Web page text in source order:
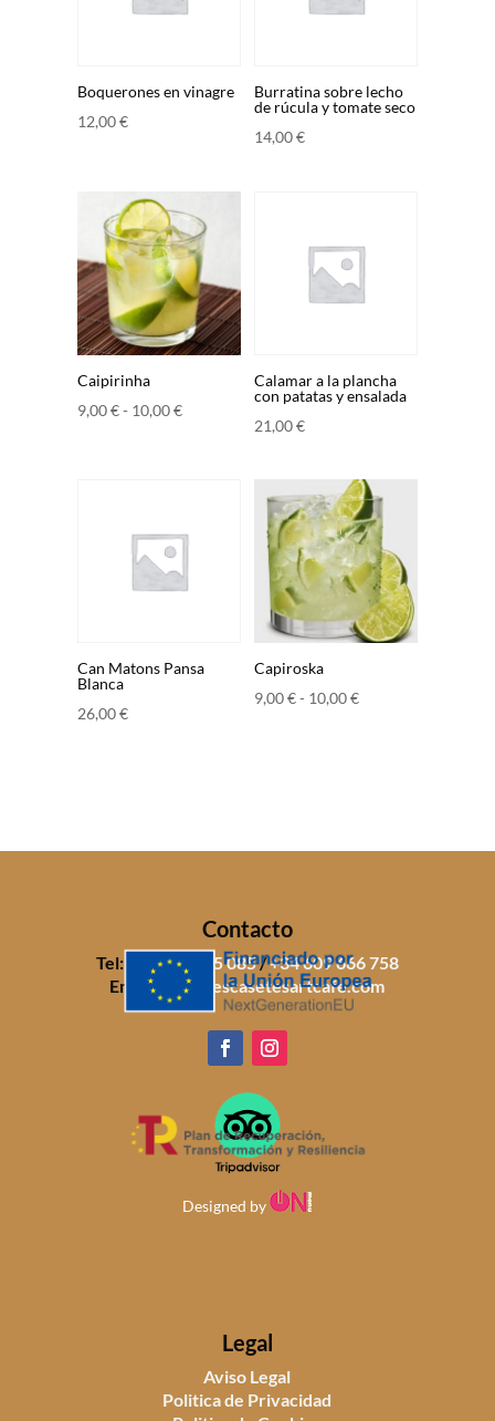
Boquerones en vinagre
12,00€
Burratina sobre lecho
de rúcula y tomate seco
14,00€
Caipirinha
9,00€- 10,00€Rango
10,00 €
Calamar a la plancha
con patatas y ensalada
21,00€
Can Matons Pansa
Blanca
26,00€
Capiroska
9,00€- 10,00€Rango
Contacto
Tel: +34 971 805 085/+34 609 666 758
Email:
info@sescasetesartcafe.com
Designed by
Legal
Aviso Legal
Politica de Privacidad